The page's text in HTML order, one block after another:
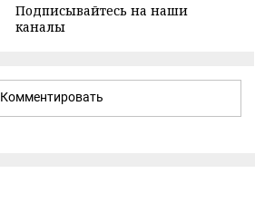
Подписывайтесь на наши
каналы
Комментировать